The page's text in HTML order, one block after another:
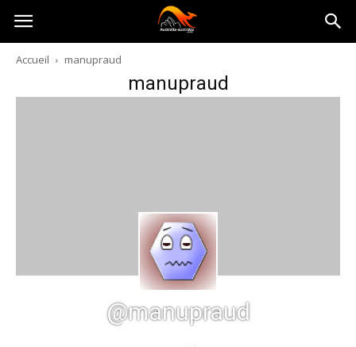
Australia-
australie.com
Accueil manupraud
manupraud
@manupraud